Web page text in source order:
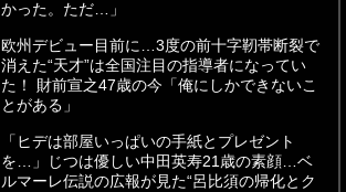
かった。ただ…」
欧州デビュー目前に…3度の前十字靭帯断裂で
消えた“天才”は全国注目の指導者になってい
た！ 財前宣之47歳の今「俺にしかできないこ
とがある」
「ヒデは部屋いっぱいの手紙とプレゼント
を…」じつは優しい中田英寿21歳の素顔…ベ
ルマーレ伝説の広報が見た“呂比須の帰化とク